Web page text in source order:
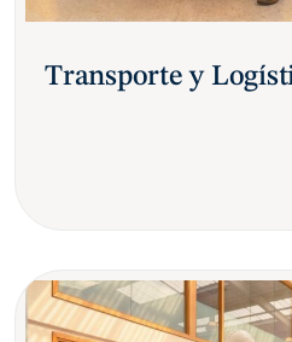
Transporte y